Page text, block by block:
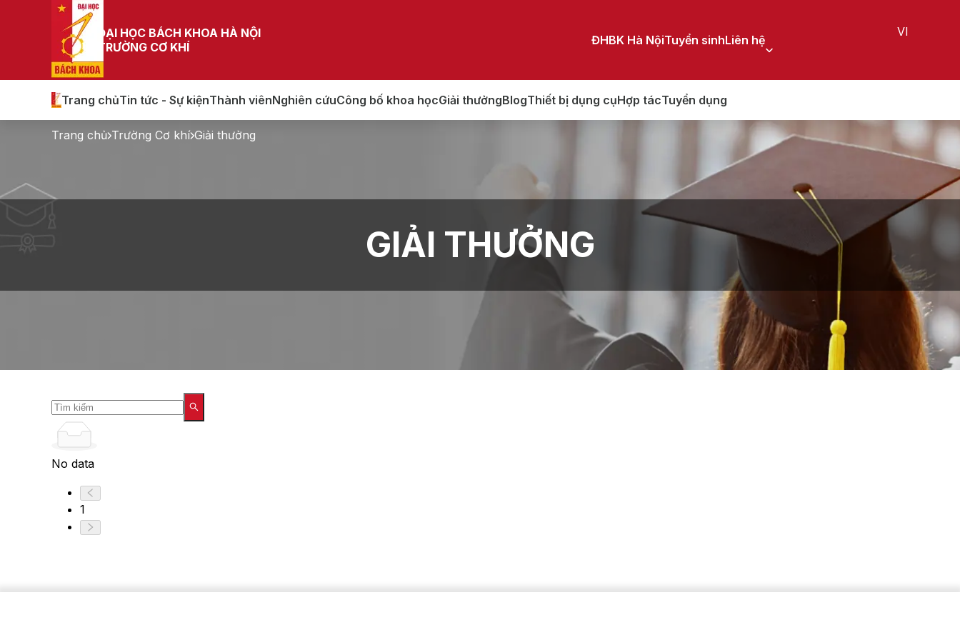
ĐẠI HỌC BÁCH KHOA HÀ NỘI
TRƯỜNG CƠ KHÍ
ĐHBK Hà NộiTuyển sinhLiên hệ
VI
Trang chủTin tức - Sự kiệnThành viênNghiên cứuCông bố khoa họcGiải thưởngBlogThiết bị dụng cụHợp tácTuyển dụng
GIẢI THƯỞNG
Trang chủ Trường Cơ khí Giải thưởng
No data
1